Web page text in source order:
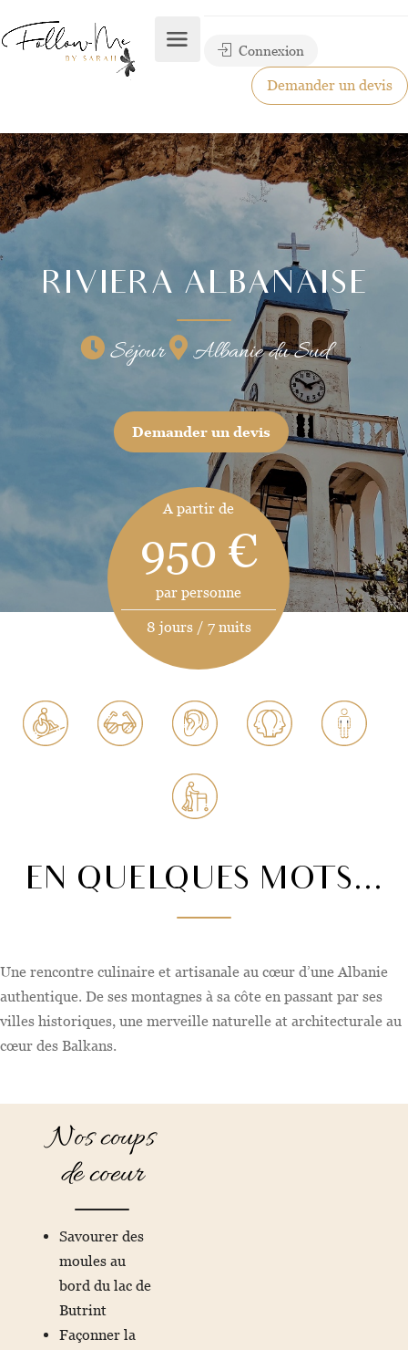
Connexion
Demander un devis
RIVIERA ALBANAISE
Séjour Albanie du Sud
Demander un devis
A partir de
950 €
par personne
8 jours / 7 nuits
EN QUELQUES MOTS...
Une rencontre culinaire et artisanale au cœur d’une Albanie
authentique. De ses montagnes à sa côte en passant par ses
villes historiques, une merveille naturelle at architecturale au
cœur des Balkans.
Nos coups
de coeur
Savourer des
moules au
bord du lac de
Butrint
Façonner la